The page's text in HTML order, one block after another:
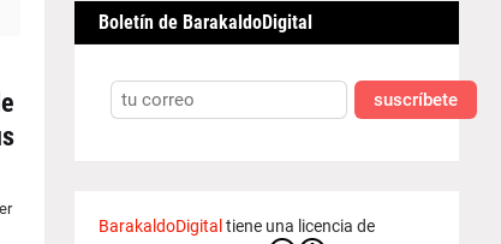
Boletín de BarakaldoDigital
suscríbete
BarakaldoDigital tiene una licencia de